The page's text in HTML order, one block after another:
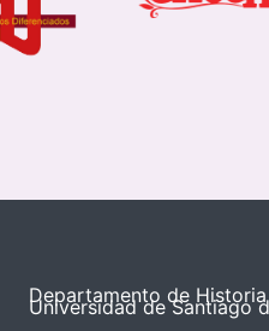
Departamento de Historia
Universidad de Santiago